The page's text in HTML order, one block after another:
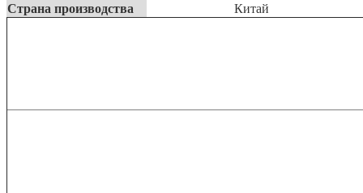
Страна производства
Китай